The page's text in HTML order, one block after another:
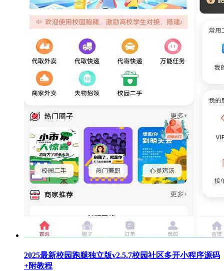
2025最新校园跑腿独立版v2.5.7校园社区多开小程序源码
+附教程